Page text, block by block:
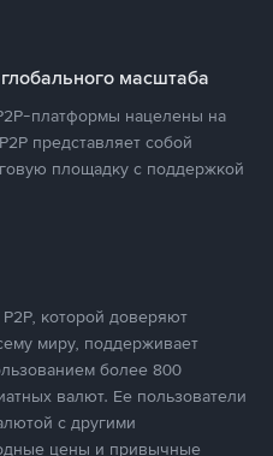
масштаба
платформы нацелены на
представляет собой
площадку с поддержкой
которой доверяют
миру, поддерживает
более 800
валют. Ее пользователи
с другими
цены и привычные